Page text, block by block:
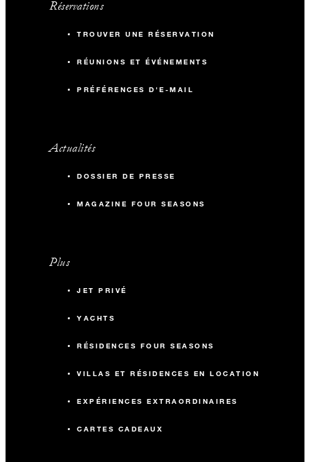
Réservations
TROUVER UNE RÉSERVATION
RÉUNIONS ET ÉVÉNEMENTS
PRÉFÉRENCES D'E-MAIL
Actualités
DOSSIER DE PRESSE
MAGAZINE FOUR SEASONS
Plus
JET PRIVÉ
YACHTS
RÉSIDENCES FOUR SEASONS
VILLAS ET RÉSIDENCES EN LOCATION
EXPÉRIENCES EXTRAORDINAIRES
CARTES CADEAUX